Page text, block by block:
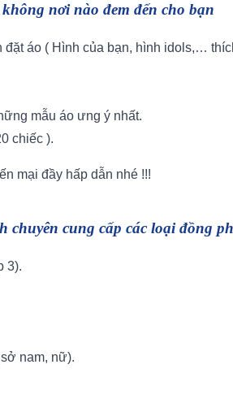
nơi nào đem đến cho bạn
áo ( Hình của bạn, hình idols,…
mẫu áo ưng ý nhất.
chiếc ).
mại đầy hấp dẫn nhé !!!
cung cấp các loại đồng
3).
nam, nữ).